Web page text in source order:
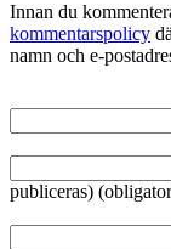
Innan du
kommentarspolicy
namn och e-
publiceras)